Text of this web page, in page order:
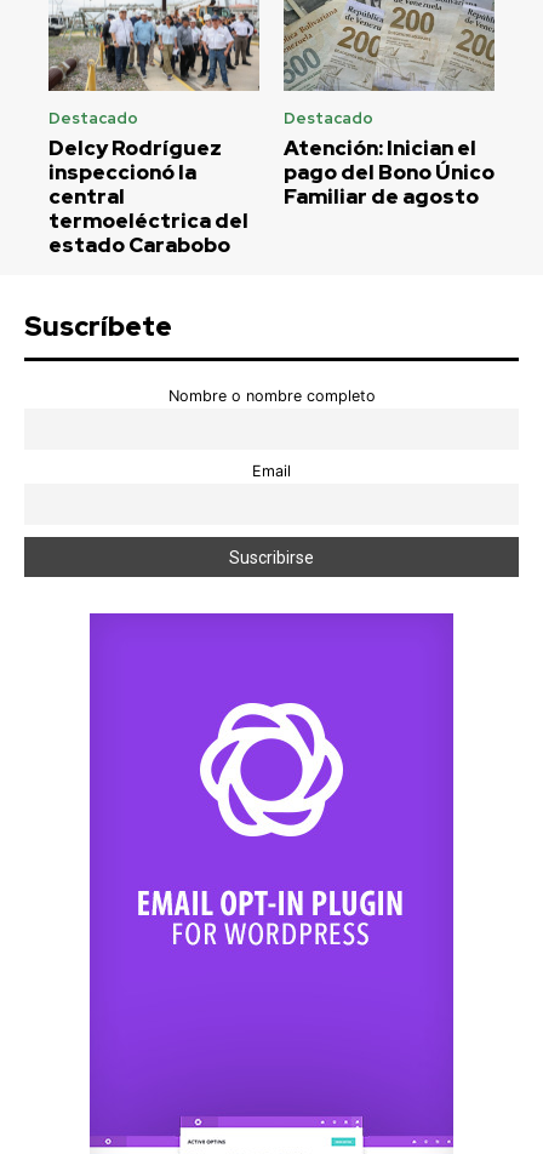
Destacado
Delcy Rodríguez
inspeccionó la
central
termoeléctrica del
estado Carabobo
Destacado
Atención: Inician el
pago del Bono Único
Familiar de agosto
Suscríbete
Nombre o nombre completo
Email